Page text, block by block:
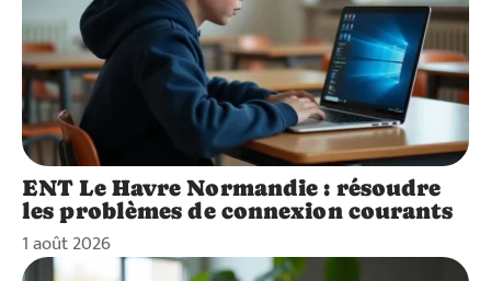
ENT Le Havre Normandie : résoudre
les problèmes de connexion courants
1 août 2026